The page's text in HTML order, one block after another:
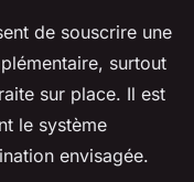
de souscrire une
surtout
sur place. Il est
le système
envisagée.